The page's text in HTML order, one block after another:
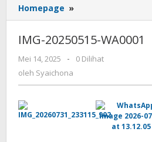
Homepage »
20250515-
IMG-20250515-WA0001
Mei 14, 2025
oleh
-
0 Dilihat
oleh Syaichona